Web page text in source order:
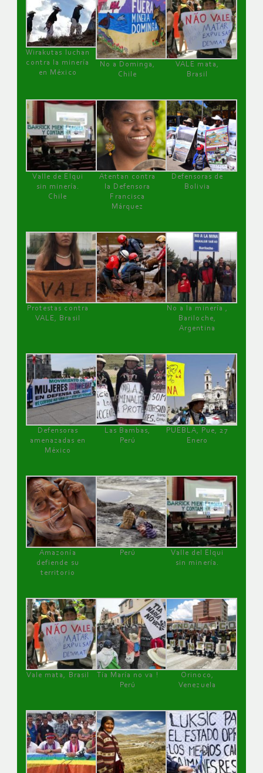
Wirakutas luchan
contra la minería
en México
No a Dominga,
Chile
VALE mata,
Brasil
Valle de Elqui
sin minería.
Chile
Atentan contra
la Defensora
Francisca
Márquez
Defensoras de
Bolivia
Protestas contra
VALE, Brasil
No a la minería ,
Bariloche,
Argentina
Defensoras
amenazadas en
México
Las Bambas,
Perú
PUEBLA, Pue, 27
Enero
Amazonía
defiende su
territorio
Perú
Valle del Elqui
sin minería.
Vale mata, Brasil
Tía María no va !
Perú
Orinoco,
Venezuela